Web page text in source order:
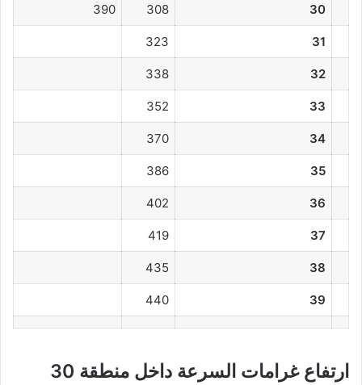
30
308
390
31
323
32
338
33
352
34
370
35
386
36
402
37
419
38
435
39
440
ارتفاع غرامات السرعة داخل منطقة 30